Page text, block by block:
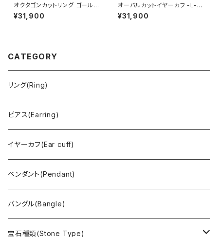
オクタゴンカットリング ゴールド
フローライト
¥31,900
オーバルカットイヤーカフ -L-
カラーチェンジフローライト
¥31,900
CATEGORY
リング(Ring)
ピアス(Earring)
イヤーカフ(Ear cuff)
ペンダント(Pendant)
バングル(Bangle)
宝石種類(Stone Type)